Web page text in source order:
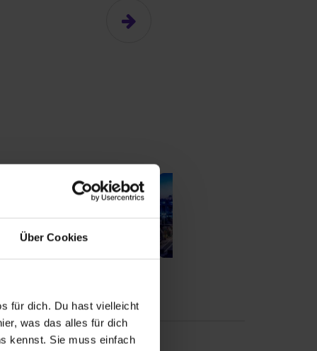
Über Cookies
für dich. Du hast vielleicht
was das alles für dich
kennst. Sie muss einfach